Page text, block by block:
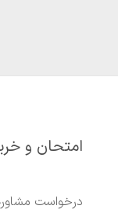
امتحان و
درخواست